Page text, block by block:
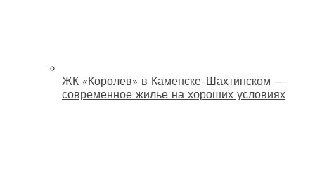
ЖК «Королев» в Каменске-Шахтинском —
современное жилье на хороших условиях